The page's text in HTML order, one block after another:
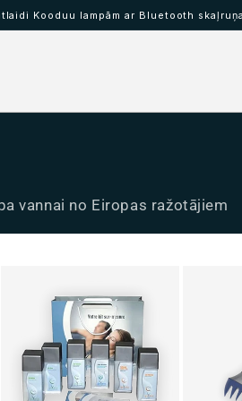
Kooduu lampām ar Bluetooth
vannai no Eiropas ražotājiem